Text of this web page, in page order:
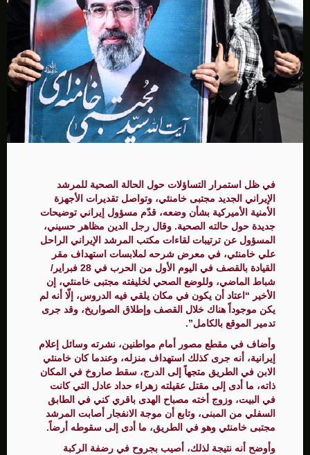
في ظل استمرار التساؤلات حول الحالة الصحية للمرشد
الإيراني الجديد مجتبى خامنئي، وتواصل تقديرات الأجهزة
الأمنية الأميركية بشأن وضعه، قدّم مسؤول إيراني توضيحات
جديدة حول حالته الصحية. وقال رجل الدين مظاهر حسيني،
المسؤول عن ترتيبات لقاءات مكتب المرشد الإيراني الراحل
علي خامنئي، في معرض شرحه لملابسات استهداف مقر
القيادة بالقصف في اليوم الأول من الحرب في 28 فبراير/
شباط الماضي، وللوضع الصحي لخليفته مجتبى خامنئي، إن
الأخير “اعتاد أن يكون في مكان يلقي فيه الدروس، إلّا أنه لم
يكن موجوداً هناك خلال القصف وإطلاق الصواريخ، وقد جرى
تدمير الموقع بالكامل”.
وأضاف في مقطع مصور أمام مواطنين، نشرته وسائل إعلام
إيرانية، أنه جرى كذلك استهداف منزله، وعندما كان خامنئي
الابن في الطريق متجهاً إلى الدرج، سقط صاروخ في المكان
ذاته، ما أدى إلى مقتل عقيلته زهراء حداد عادل التي كانت
في البيت، وزوج أخته مصباح الهدى باقري كني في الطابق
السفلي من المبنى، وتابع أن موجة الانفجار أصابت المرشد
مجتبى خامنئي وهو في الطريق، ما أدى إلى سقوطه أرضاً.
وأوضح أنه نتيجة لذلك، أصيب بجروح في رضفة الركبة